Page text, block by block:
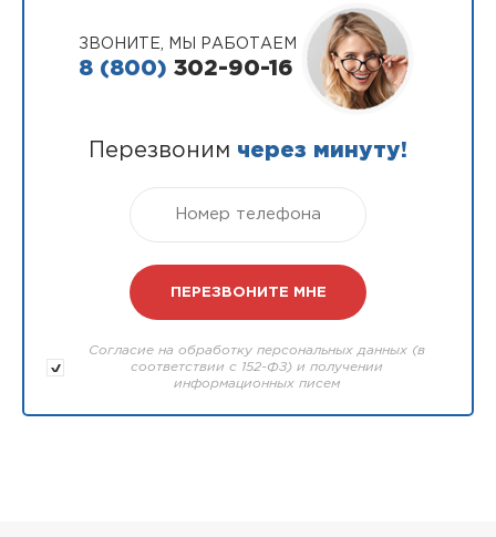
ЗВОНИТЕ, МЫ РАБОТАЕМ
8 (800) 302-90-16
Перезвоним через минуту!
Согласие на обработку персональных данных (в
соответствии с 152-ФЗ) и получении
информационных писем